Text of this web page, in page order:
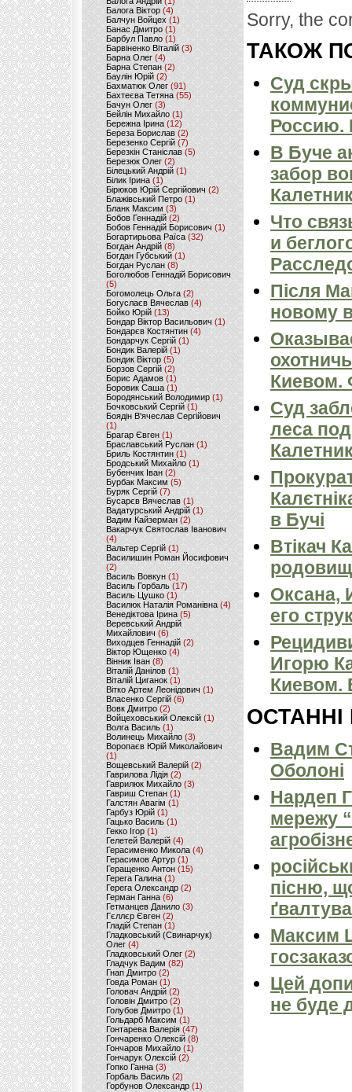
Балога Віктор (4)
Балчун Войцех (1)
Банас Дмитро (1)
Барбул Павло(1)
Барвіненко Віталій(3)
Барна Олег (4)
Барна Степан (2)
Баулін Юрій (2)
Бахматюк Олег (91)
Бахтеєва Тетяна(55)
Бачун Олег (3)
Бейлін Михайло (1)
Бережна Ірина(12)
Береза Борислав(2)
Березенко Сергій (7)
Березкін Станіслав (5)
Березюк Олег(2)
Білецький Андрій (1)
Білик Ірина (1)
Бірюков Юрій Сергійович (2)
Блажівський Петро (1)
Бланк Максим(3)
Бобов Геннадій (2)
Бобов Геннадій Борисович (1)
Богартирьова Раїса (32)
Богдан Андрій(8)
Богдан Губський (1)
Богдан Руслан(8)
Боголюбов Геннадій Борисович
(5)
Богомолець Ольга (2)
Богуслаєв Вячеслав (4)
Бойко Юрій (13)
Бондар Віктор Васильович (1)
Бондарєв Костянтин (4)
Бондарчук Сергій(1)
Бондик Валерій (1)
Бондик Віктор(5)
Борзов Сергiй (2)
Борис Адамов(1)
Боровик Саша (1)
Бородянський Володимир (1)
Бочковський Сергій (1)
Боядін В'ячеслав Сергійович
(1)
Брагар Євген (1)
Браславський Руслан (1)
Бриль Костянтин (1)
Бродський Михайло (1)
Бубенчик Іван(2)
Бурбак Максим (5)
Буряк Сергій (7)
Бусарєв Вячеслав (1)
Вадатурський Андрій (1)
Вадим Кайзерман (2)
Вакарчук Святослав Іванович
(4)
Вальтер Сергій (1)
Василишин Роман Йосифович
(2)
Василь Вовкун (1)
Василь Горбаль (17)
Василь Цушко (1)
Василюк Наталія Романівна (4)
Венедіктова Ірина(5)
Веревський Андрій
Михайлович (6)
Виходцев Геннадій (2)
Віктор Ющенко (4)
Вінник Іван (8)
Віталій Данілов (1)
Віталій Циганок (1)
Вітко Артем Леонідович(1)
Власенко Сергій (6)
Вовк Дмитро(2)
Войцеховський Олексій(1)
Волга Василь (1)
Волинець Михайло (3)
Воропаєв Юрій Миколайович
(1)
Вощевський Валерій(2)
Гаврилова Лідія (2)
Гаврилюк Михайло (3)
Гавриш Степан (1)
Галстян Авагім (1)
Гарбуз Юрій (1)
Гацько Василь (1)
Гекко Ігор(1)
Гелетей Валерій (4)
Герасименко Микола (4)
Герасимов Артур (1)
Геращенко Антон(15)
Герега Галина (1)
Герега Олександр (2)
Герман Ганна (6)
Гетманцев Данило (3)
Гєллєр Євген (2)
Гладій Степан(1)
Гладковський (Свинарчук)
Олег (4)
Гладковський Олег (2)
Гладчук Вадим (82)
Гнап Дмитро (2)
Говда Роман(1)
Головач Андрій (2)
Головін Дмитро (2)
Голубов Дмитро (1)
Гольдарб Максим(1)
Гонтарева Валерія (47)
Гончаренко Олексій(8)
Гончаров Михайло (1)
Гончарук Олексій (2)
Гопко Ганна (3)
Горбаль Василь (2)
Горбунов Олександр (1)
Sorry, the
ТАКОЖ
Суд
Россию.
В Буче
забор
Что
и
Після
новому
Киевом.
Суд
леса
в Бучі
Втікач
Оксана,
его
Игорю
Киевом.
ОСТАННІ
Вадим
Оболоні
Нардеп
мережу
пісню,
Максим
Цей
не буде